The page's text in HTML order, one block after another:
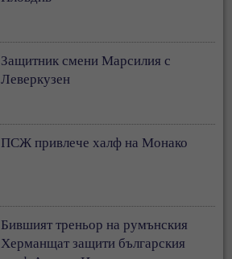
Защитник смени Марсилия с
Леверкузен
ПСЖ привлече халф на Монако
Бившият треньор на румънския
Херманщат защити българския